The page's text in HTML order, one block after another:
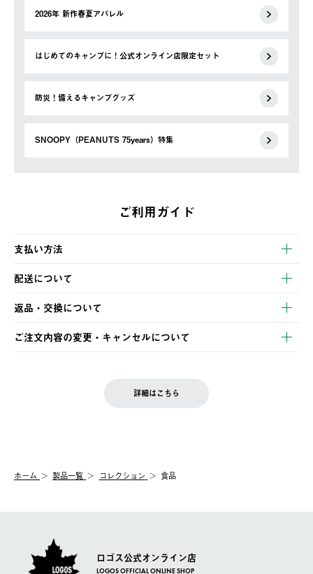
2026年 新作春夏アパレル
はじめてのキャンプに！公式オンライン店限定セット
防災！備えるキャンプグッズ
SNOOPY（PEANUTS 75years）特集
ご利用ガイド
支払い方法
以下のいずれかの方法でお支払いいただけます。
・クレジットカード決済
・コンビニ決済
・Pay-easy決済
配送について
【発送スケジュール】
ご注文・ご入金完了より2営業日以内に商品を発送いたします。
土日祝の発送はございませんので、木曜日以降のご注文は週明け
の発送となる場合がございます。
【配送業者】
佐川急便にて配送されます。
返品・交換について
※お客様都合の場合
お客様都合の返品にかかる送料は、お客様ご負担とさせていただ
む）は受け付けておりません。
一度お手元の商品を返品いただき、ご希望商品を再注文してくだ
ご注文内容の変更・キャンセルについて
LOGOS FAMILY会員の方は、会員マイページ内 購入履歴画面に
詳細はこちら
ホーム 製品一覧 コレクション 食品
ロゴス公式オンライン店
LOGOS OFFICIAL ONLINE SHOP